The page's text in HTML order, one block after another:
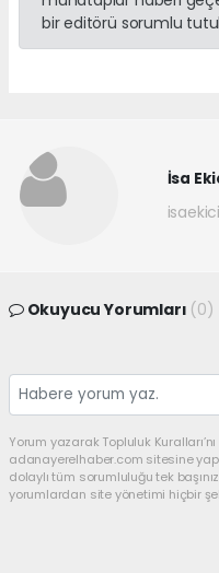
bir editörü sorumlu
İsa
Okuyucu Yorumları (0)
Yorum yazarak Topluluk
adanayerelhaber.com sitesine
dolaylı tüm sorumluluğu tek
yorumlardan site yönetimi hiçbir